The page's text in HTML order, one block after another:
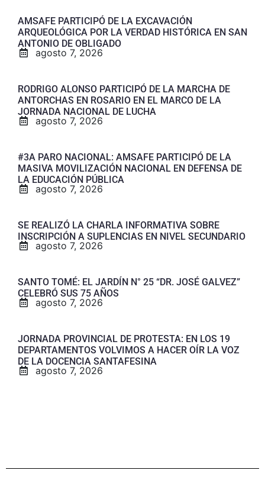
AMSAFE PARTICIPÓ DE LA EXCAVACIÓN
ARQUEOLÓGICA POR LA VERDAD HISTÓRICA EN SAN
ANTONIO DE OBLIGADO
agosto 7, 2026
RODRIGO ALONSO PARTICIPÓ DE LA MARCHA DE
ANTORCHAS EN ROSARIO EN EL MARCO DE LA
JORNADA NACIONAL DE LUCHA
agosto 7, 2026
#3A PARO NACIONAL: AMSAFE PARTICIPÓ DE LA
MASIVA MOVILIZACIÓN NACIONAL EN DEFENSA DE
LA EDUCACIÓN PÚBLICA
agosto 7, 2026
SE REALIZÓ LA CHARLA INFORMATIVA SOBRE
INSCRIPCIÓN A SUPLENCIAS EN NIVEL SECUNDARIO
agosto 7, 2026
SANTO TOMÉ: EL JARDÍN N° 25 “DR. JOSÉ GALVEZ”
CELEBRÓ SUS 75 AÑOS
agosto 7, 2026
JORNADA PROVINCIAL DE PROTESTA: EN LOS 19
DEPARTAMENTOS VOLVIMOS A HACER OÍR LA VOZ
DE LA DOCENCIA SANTAFESINA
agosto 7, 2026